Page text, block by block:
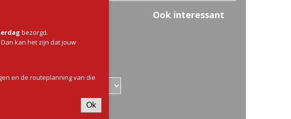
gegaard Ook interessant
bezorgd.
kan het zijn dat jouw
en de routeplanning van die
Ok